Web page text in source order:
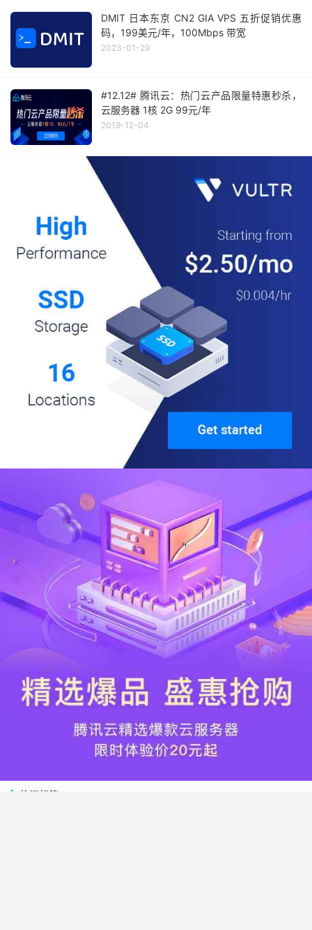
DMIT 日本东京 CN2 GIA VPS 五折促销优惠
码，199美元/年，100Mbps 带宽
2023-01-29
#12.12# 腾讯云：热门云产品限量特惠秒杀，
云服务器 1核 2G 99元/年
2019-12-04
热门标签